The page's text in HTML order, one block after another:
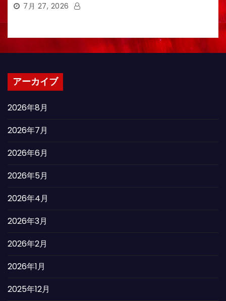
7月 27, 2026
アーカイブ
2026年8月
2026年7月
2026年6月
2026年5月
2026年4月
2026年3月
2026年2月
2026年1月
2025年12月